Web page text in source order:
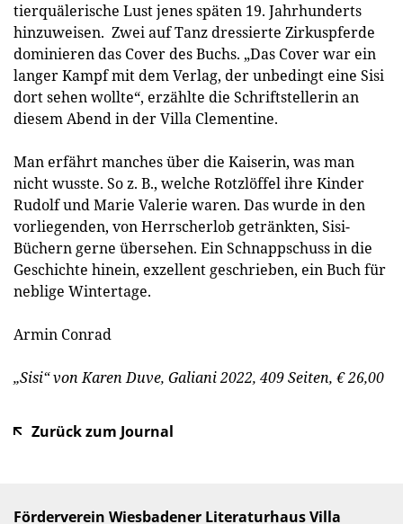
tierquälerische Lust jenes späten 19. Jahrhunderts
hinzuweisen. Zwei auf Tanz dressierte Zirkuspferde
dominieren das Cover des Buchs. „Das Cover war ein
langer Kampf mit dem Verlag, der unbedingt eine Sisi
dort sehen wollte“, erzählte die Schriftstellerin an
diesem Abend in der Villa Clementine.
Man erfährt manches über die Kaiserin, was man
nicht wusste. So z. B., welche Rotzlöffel ihre Kinder
Rudolf und Marie Valerie waren. Das wurde in den
vorliegenden, von Herrscherlob getränkten, Sisi-
Büchern gerne übersehen. Ein Schnappschuss in die
Geschichte hinein, exzellent geschrieben, ein Buch für
neblige Wintertage.
Armin Conrad
„Sisi“ von Karen Duve, Galiani 2022, 409 Seiten, € 26,00
Zurück zum Journal
Förderverein Wiesbadener Literaturhaus Villa